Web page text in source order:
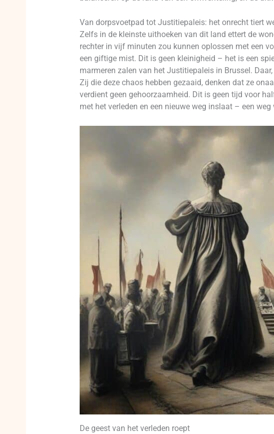
Van dorpsvoetpad tot Justitiepaleis: het onrecht tiert
Zelfs in de kleinste uithoeken van dit land ettert de
rechter in vijf minuten zou kunnen oplossen met een
een giftige mist. Dit is geen kleinigheid – het is een
marmeren zalen van het Justitiepaleis in Brussel.
Zij die deze chaos hebben gezaaid, denken dat ze
verdient geen gehoorzaamheid. Dit is geen tijd voor
met het verleden en een nieuwe weg inslaat – een
De geest van het verleden roept